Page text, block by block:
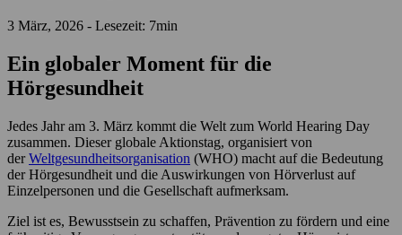
3 März, 2026 - Lesezeit: 7min
Ein globaler Moment für die
Hörgesundheit
Jedes Jahr am 3. März kommt die Welt zum World Hearing Day
zusammen. Dieser globale Aktionstag, organisiert von
derWeltgesundheitsorganisation (WHO) macht auf die Bedeutung
der Hörgesundheit und die Auswirkungen von Hörverlust auf
Einzelpersonen und die Gesellschaft aufmerksam.
Ziel ist es, Bewusstsein zu schaffen, Prävention zu fördern und eine